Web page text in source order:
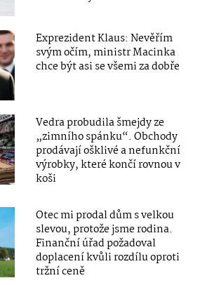
Exprezident Klaus: Nevěřím
svým očím, ministr Macinka
chce být asi se všemi za dobře
Vedra probudila šmejdy ze
„zimního spánku“. Obchody
prodávají ošklivé a nefunkční
výrobky, které končí rovnou v
koši
Otec mi prodal dům s velkou
slevou, protože jsme rodina.
Finanční úřad požadoval
doplacení kvůli rozdílu oproti
tržní ceně